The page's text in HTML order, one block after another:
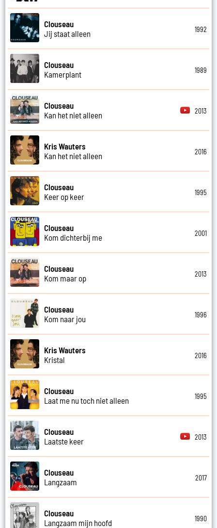
Clouseau
Jij staat alleen
1992
Clouseau
Kamerplant
1989
Clouseau
Kan het niet alleen
2013
Kris Wauters
Kan het niet alleen
2016
Clouseau
Keer op keer
1995
Clouseau
Kom dichterbij me
2001
Clouseau
Kom maar op
2013
Clouseau
Kom naar jou
1996
Kris Wauters
Kristal
2016
Clouseau
Laat me nu toch niet alleen
1995
Clouseau
Laatste keer
2013
Clouseau
Langzaam
2017
Clouseau
Langzaam mijn hoofd
1990